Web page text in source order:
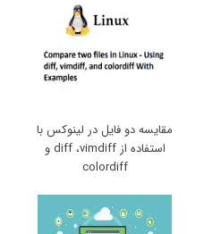
مقایسه دو فایل در لینوکس با
استفاده از diff ،vimdiff و
colordiff